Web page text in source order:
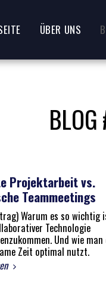
ÜBER UNS
Projektarbeit vs.
Teammeetings
Warum es so wichtig
Technologie
Und wie man
Zeit optimal nutzt.